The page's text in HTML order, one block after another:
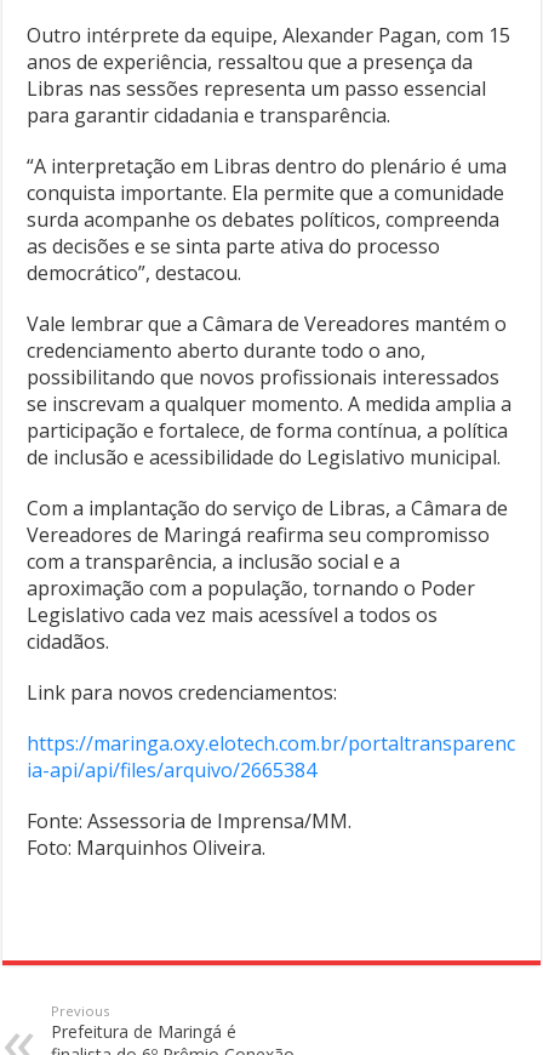
Outro intérprete da equipe, Alexander Pagan, com 15
anos de experiência, ressaltou que a presença da
Libras nas sessões representa um passo essencial
para garantir cidadania e transparência.
“A interpretação em Libras dentro do plenário é uma
conquista importante. Ela permite que a comunidade
surda acompanhe os debates políticos, compreenda
as decisões e se sinta parte ativa do processo
democrático”, destacou.
Vale lembrar que a Câmara de Vereadores mantém o
credenciamento aberto durante todo o ano,
possibilitando que novos profissionais interessados
se inscrevam a qualquer momento. A medida amplia a
participação e fortalece, de forma contínua, a política
de inclusão e acessibilidade do Legislativo municipal.
Com a implantação do serviço de Libras, a Câmara de
Vereadores de Maringá reafirma seu compromisso
com a transparência, a inclusão social e a
aproximação com a população, tornando o Poder
Legislativo cada vez mais acessível a todos os
cidadãos.
Link para novos credenciamentos:
https://maringa.oxy.elotech.com.br/portaltransparenc
ia-api/api/files/arquivo/2665384
Fonte: Assessoria de Imprensa/MM.
Foto: Marquinhos Oliveira.
Previous
Prefeitura de Maringá é